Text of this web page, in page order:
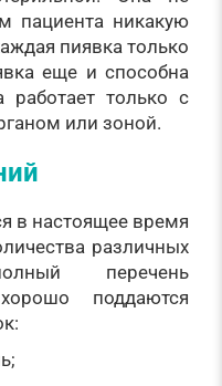
пациента никакую
пиявка только
еще и способна
работает только с
или зоной.
в настоящее время
различных
перечень
поддаются